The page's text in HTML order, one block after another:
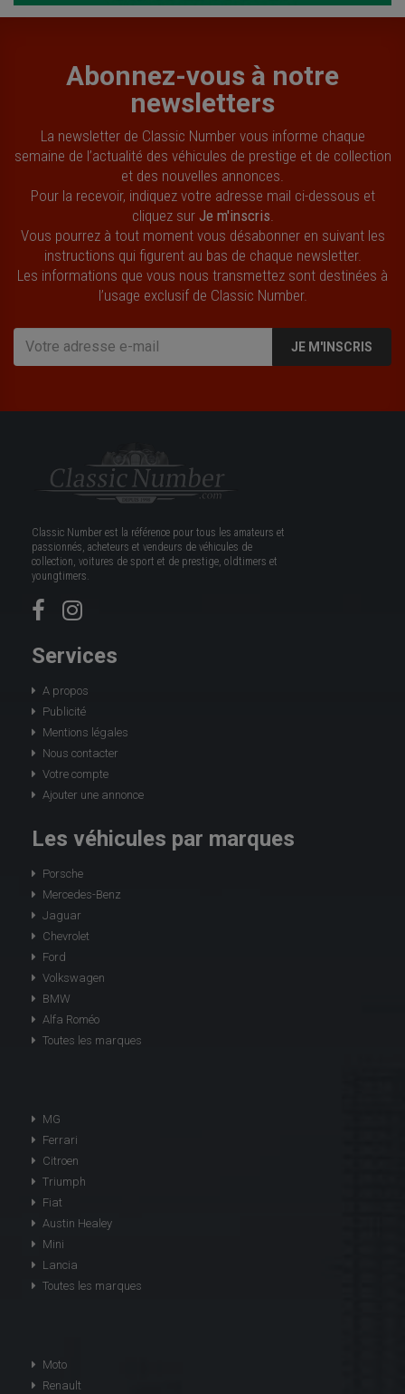
Abonnez-vous à notre
newsletters
La newsletter de Classic Number vous informe chaque
semaine de l’actualité des véhicules de prestige et de collection
et des nouvelles annonces.
Pour la recevoir, indiquez votre adresse mail ci-dessous et
cliquez sur Je m'inscris.
Vous pourrez à tout moment vous désabonner en suivant les
instructions qui figurent au bas de chaque newsletter.
Les informations que vous nous transmettez sont destinées à
l’usage exclusif de Classic Number.
JE M'INSCRIS
Classic Number est la référence pour tous les amateurs et
passionnés, acheteurs et vendeurs de véhicules de
collection, voitures de sport et de prestige, oldtimers et
youngtimers.
Services
A propos
Publicité
Mentions légales
Nous contacter
Votre compte
Ajouter une annonce
Les véhicules par marques
Porsche
Mercedes-Benz
Jaguar
Chevrolet
Ford
Volkswagen
BMW
Alfa Roméo
Toutes les marques
MG
Ferrari
Citroen
Triumph
Fiat
Austin Healey
Mini
Lancia
Toutes les marques
Moto
Renault